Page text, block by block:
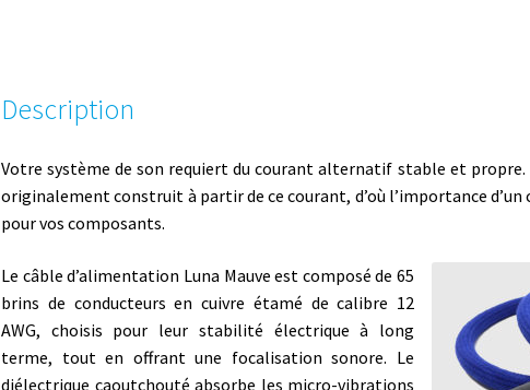
Description
Votre système de son requiert du courant alternatif stable et propre.
originalement construit à partir de ce courant, d’où l’importance
pour vos composants.
Le câble d’alimentation Luna Mauve est composé de 65
brins de conducteurs en cuivre étamé de calibre 12
AWG, choisis pour leur stabilité électrique à long
terme, tout en offrant une focalisation sonore. Le
diélectrique caoutchouté absorbe les micro-vibrations